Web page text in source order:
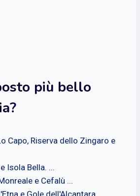
più bello
Capo, Riserva dello Zingaro e
Isola Bella. ...
e Cefalù ...
e Gole dell'Alcantara. ...